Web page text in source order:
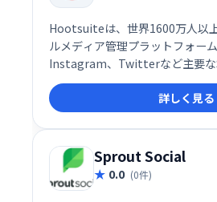
Hootsuiteは、世界1600万人以
ルメディア管理プラットフォー
Instagram、Twitterなど主要な
運用でき、チームでの連携もス
境でソーシャルメディア戦略を
ジメントを高め、収益向上に貢
イスや部門に対応し、効率的な
ーケティングを実現します。
詳しく見る
Sprout Social
0.0 (0件)